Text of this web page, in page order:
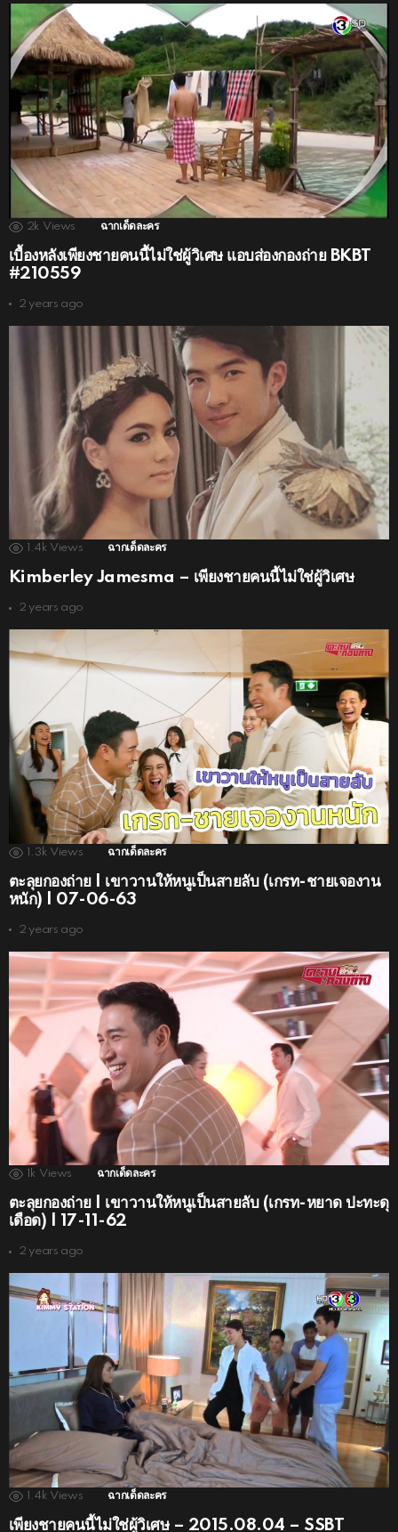
2k Views ฉากเด็ดละคร
เบื้องหลังเพียงชายคนนี้ไม่ใช่ผู้วิเศษ แอบส่องกองถ่าย BKBT
#210559
2 years ago
1.4k Views ฉากเด็ดละคร
Kimberley Jamesma – เพียงชายคนนี้ไม่ใช่ผู้วิเศษ
2 years ago
1.3k Views ฉากเด็ดละคร
ตะลุยกองถ่าย | เขาวานให้หนูเป็นสายลับ (เกรท-ชายเจองาน
หนัก) | 07-06-63
2 years ago
1k Views ฉากเด็ดละคร
ตะลุยกองถ่าย | เขาวานให้หนูเป็นสายลับ (เกรท-หยาด ปะทะดุ
เดือด) | 17-11-62
2 years ago
1.4k Views ฉากเด็ดละคร
เพียงชายคนนี้ไม่ใช่ผู้วิเศษ – 2015.08.04 – SSBT